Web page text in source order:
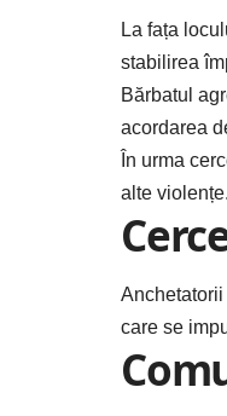
La fața
stabilirea
Bărbatul
acordarea
În urma
alte violențe.
care se